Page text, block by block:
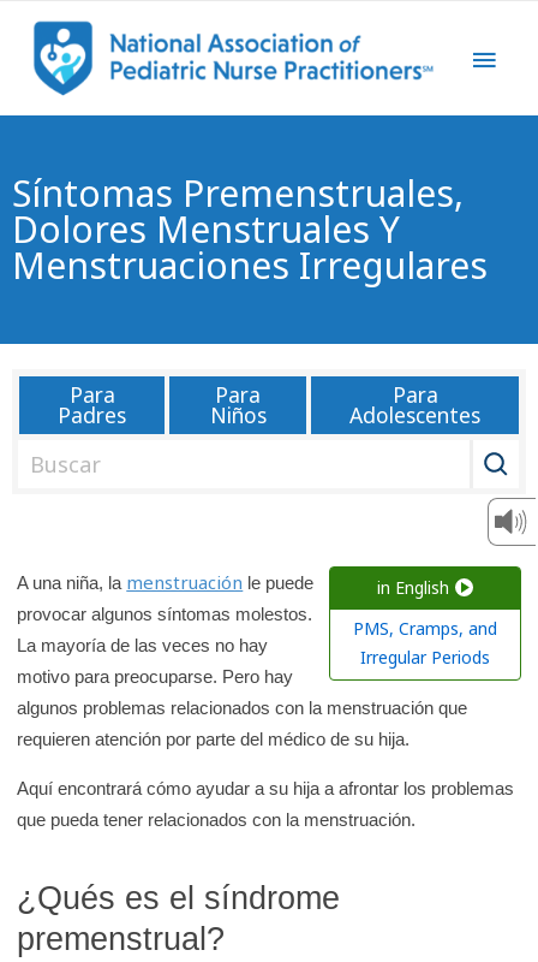
Síntomas Premenstruales,
Dolores Menstruales Y
Menstruaciones Irregulares
Para
Padres
Para
Niños
Para
Adolescentes
a
r
e
n
l
a
b
i
o
in English
PMS, Cramps, and
Irregular Periods
A una niña, la menstruación le puede
provocar algunos síntomas molestos.
La mayoría de las veces no hay
motivo para preocuparse. Pero hay
algunos problemas relacionados con la menstruación que
requieren atención por parte del médico de su hija.
Aquí encontrará cómo ayudar a su hija a afrontar los problemas
que pueda tener relacionados con la menstruación.
¿Qués es el síndrome
premenstrual?